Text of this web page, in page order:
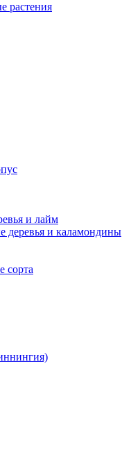
растения
и лайм
деревья и каламондины
сорта